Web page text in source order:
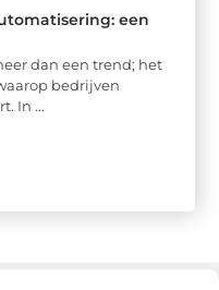
een
dan een trend; het
bedrijven
In ...